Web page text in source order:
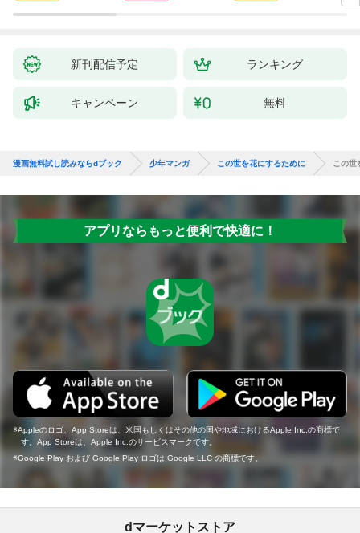
（１）
～
新刊配信予定 ランキング
キャンペーン 無料
漫画無料試し読みならdブック 少年マンガ この世を花にするために この世
アプリならもっと便利で快適に！
Appleのロゴ、App Storeは、米国もしくはその他の国や地域におけるApple Inc.の商標で
す。App Storeは、Apple Inc.のサービスマークです。
Google Play および Google Play ロゴは Google LLC の商標です。
dマーケットストア